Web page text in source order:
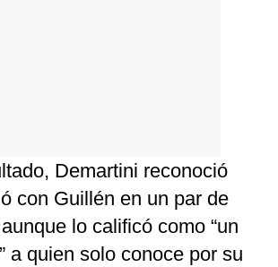
Demartini reconoció
con Guillén en un par de
lo calificó como “un
a quien solo conoce por su